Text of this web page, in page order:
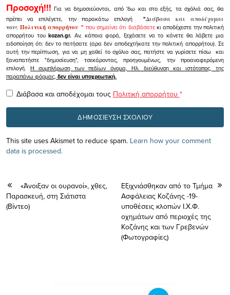
Προσοχή!!! Για να δημοσιεύονται, από 'δω και στο εξής, τα σχόλιά σας, θα
πρέπει να επιλέγετε, την παρακάτω επιλογή
"Διάβασα και αποδέχομαι
τουςΠολιτική απορρήτου" που σημαίνει ότι διαβάσατεκι αποδέχεστε την πολιτική
απορρήτου τουkozan.gr. Αν, κάποια φορά, ξεχάσετε να το κάνετε θα λάβετε μια
ειδοποίηση ότι δεν το πατήσατε (αρα δεν αποδεχτήκατε την πολιτική απορρήτου). Σε
αυτή την περίπτωση, για να μη χαθεί το σχόλιο σας, πατήστε να γυρίσετε πίσω και
ξαναπατήστε "δημοσίευση", τσεκάροντας, προηγουμένως, την προαναφερόμενη
επιλογή.Η συμπλήρωση των πεδίων όνομα, Ηλ. διεύθυνση και ιστότοπος, της
παραπάνω φόρμας, δεν είναι υποχρεωτική.
Διάβασα και αποδέχομαι τους Πολιτική απορρήτου *
This site uses Akismet to reduce spam. Learn how your comment
data is processed.
«Άνοιξαν οι ουρανοί», χθες,
Παρασκευή, στη Σιάτιστα
(Βίντεο)
Εξιχνιάσθηκαν από το Τμήμα
Ασφάλειας Κοζάνης -19-
υποθέσεις κλοπών Ι.Χ.Φ.
οχημάτων από περιοχές της
Κοζάνης και των Γρεβενών
(Φωτογραφίες)